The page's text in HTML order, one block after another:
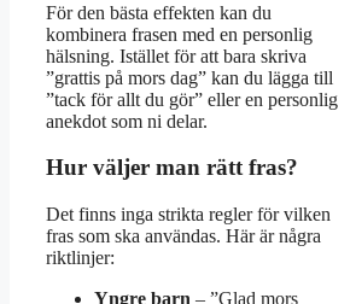
För den bästa effekten kan du
kombinera frasen med en personlig
hälsning. Istället för att bara skriva
”grattis på mors dag” kan du lägga till
”tack för allt du gör” eller en personlig
anekdot som ni delar.
Hur väljer man rätt fras?
Det finns inga strikta regler för vilken
fras som ska användas. Här är några
riktlinjer:
Yngre barn – ”Glad mors